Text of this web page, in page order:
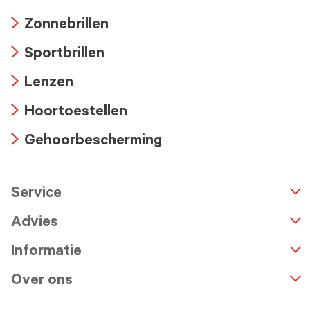
icon
icon
Zonnebrillen
icon
Sportbrillen
icon
Lenzen
icon
Hoortoestellen
Gehoorbescherming
Service
Advies
Informatie
Over ons